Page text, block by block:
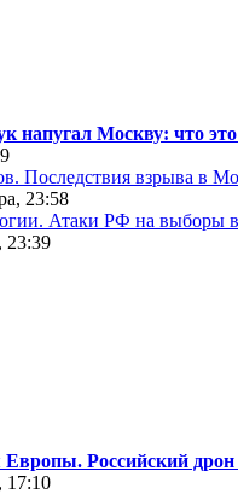
напугал Москву: что
Последствия взрыва в
23:58
Атаки РФ на выборы
Европы. Российский